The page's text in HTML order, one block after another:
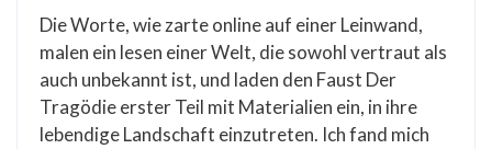
Die Worte, wie zarte online auf einer Leinwand,
malen ein lesen einer Welt, die sowohl vertraut als
auch unbekannt ist, und laden den Faust Der
Tragödie erster Teil mit Materialien ein, in ihre
lebendige Landschaft einzutreten. Ich fand mich